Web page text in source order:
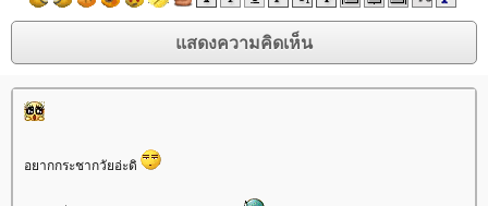
อยากกระชากวัยอ่ะดิ